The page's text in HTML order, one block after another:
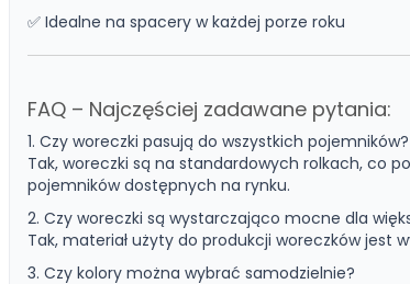
✅ Idealne na spacery w każdej porze roku
FAQ – Najczęściej zadawane pytania:
1. Czy woreczki pasują do wszystkich pojemników?
Tak, woreczki są na standardowych rolkach, co
pojemników dostępnych na rynku.
2. Czy woreczki są wystarczająco mocne dla
Tak, materiał użyty do produkcji woreczków jest
3. Czy kolory można wybrać samodzielnie?